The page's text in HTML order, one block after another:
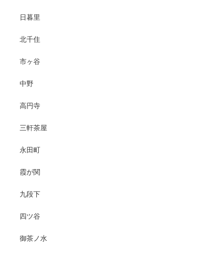
日暮里
北千住
市ヶ谷
中野
高円寺
三軒茶屋
永田町
霞が関
九段下
四ツ谷
御茶ノ水